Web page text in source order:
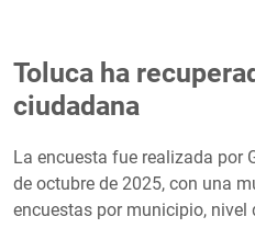
Toluca ha
ciudadana
La encuesta fue realizada por
de octubre de 2025, con una
encuestas por municipio, nivel